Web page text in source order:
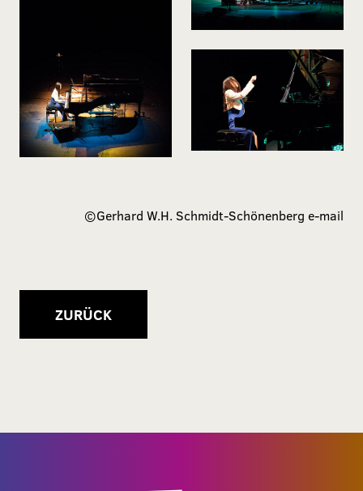
©Gerhard W.H. Schmidt-Schönenberg e-mail
ZURÜCK